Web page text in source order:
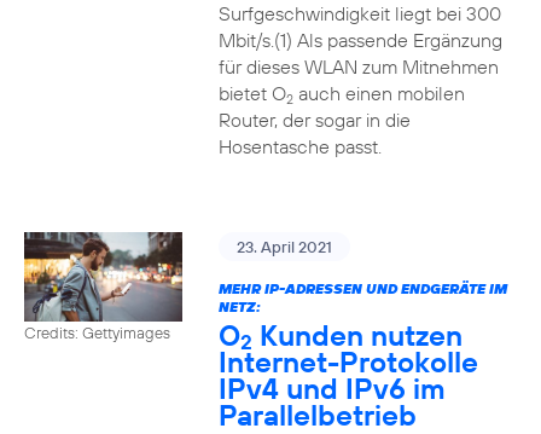
Surfgeschwindigkeit liegt bei 300
Mbit/s.(1) Als passende Ergänzung
für dieses WLAN zum Mitnehmen
bietet O2auch einen mobilen
Router, der sogar in die
Hosentasche passt.
Credits: Gettyimages
23. April 2021
MEHR IP-ADRESSEN UND ENDGERÄTE IM
NETZ:
O2 Kunden nutzen
Internet-Protokolle
IPv4 und IPv6 im
Parallelbetrieb